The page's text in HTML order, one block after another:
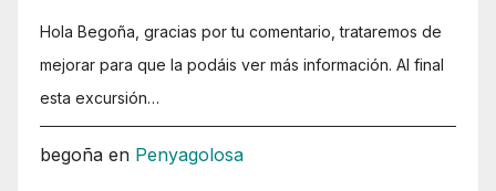
Hola Begoña, gracias por tu comentario, trataremos de
mejorar para que la podáis ver más información. Al final
esta excursión…
begoña en Penyagolosa